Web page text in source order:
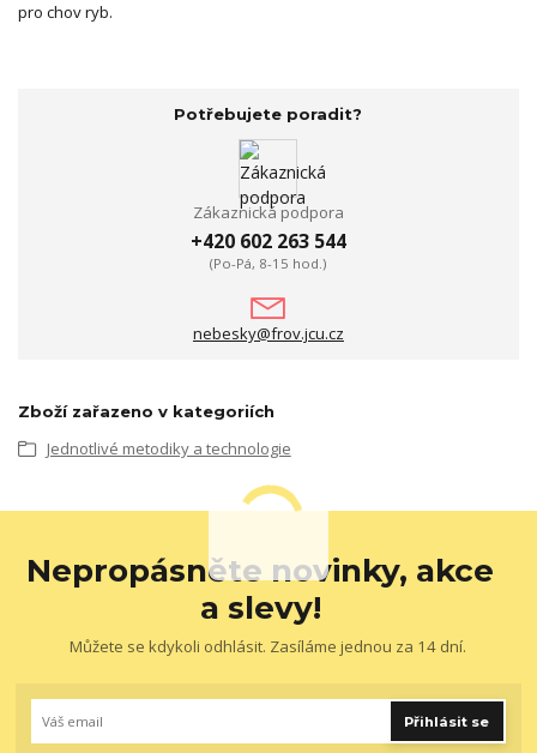
pro chov ryb.
Potřebujete poradit?
Zákaznická podpora
+420 602 263 544
(Po-Pá, 8-15 hod.)
nebesky@frov.jcu.cz
Zboží zařazeno v kategoriích
Jednotlivé metodiky a technologie
Nepropásněte novinky, akce
a slevy!
Můžete se kdykoli odhlásit. Zasíláme jednou za 14 dní.
Přihlásit se